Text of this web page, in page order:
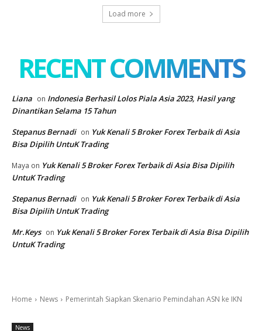
Load more
RECENT COMMENTS
Liana on Indonesia Berhasil Lolos Piala Asia 2023, Hasil yang
Dinantikan Selama 15 Tahun
Stepanus Bernadi on Yuk Kenali 5 Broker Forex Terbaik di Asia
Bisa Dipilih UntuK Trading
Maya on Yuk Kenali 5 Broker Forex Terbaik di Asia Bisa Dipilih
UntuK Trading
Stepanus Bernadi on Yuk Kenali 5 Broker Forex Terbaik di Asia
Bisa Dipilih UntuK Trading
Mr.Keys on Yuk Kenali 5 Broker Forex Terbaik di Asia Bisa Dipilih
UntuK Trading